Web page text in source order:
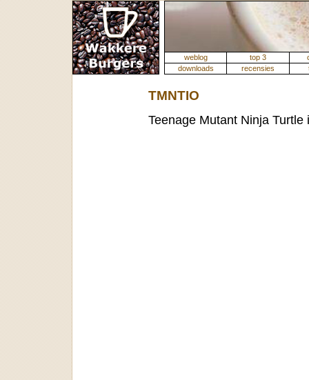
weblog top 3
downloads
recensies
TMNTIO
Teenage Mutant Ninja